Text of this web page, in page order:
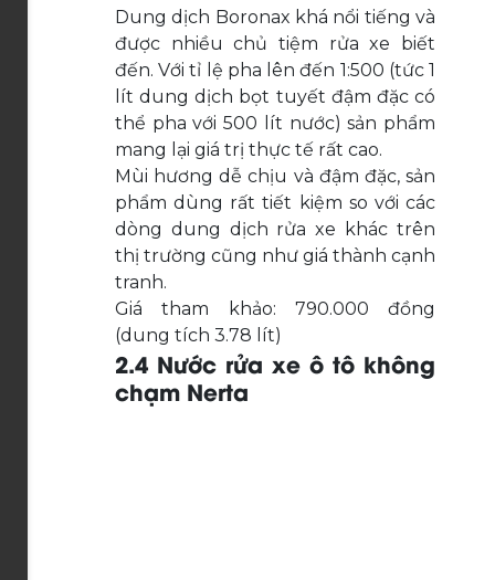
Dung dịch Boronax khá nổi tiếng và
được nhiều chủ tiệm rửa xe biết
đến. Với tỉ lệ pha lên đến 1:500 (tức 1
lít dung dịch bọt tuyết đậm đặc có
thể pha với 500 lít nước) sản phẩm
mang lại giá trị thực tế rất cao.
Mùi hương dễ chịu và đậm đặc, sản
phẩm dùng rất tiết kiệm so với các
dòng dung dịch rửa xe khác trên
thị trường cũng như giá thành cạnh
tranh.
Giá tham khảo: 790.000 đồng
(dung tích 3.78 lít)
2.4 Nước rửa xe ô tô không
chạm Nerta